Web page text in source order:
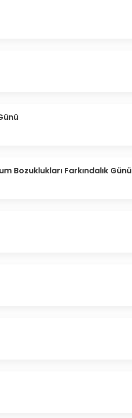
Bozuklukları Farkındalık Günü